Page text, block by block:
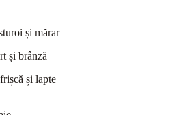
și mărar
și brânză
și lapte